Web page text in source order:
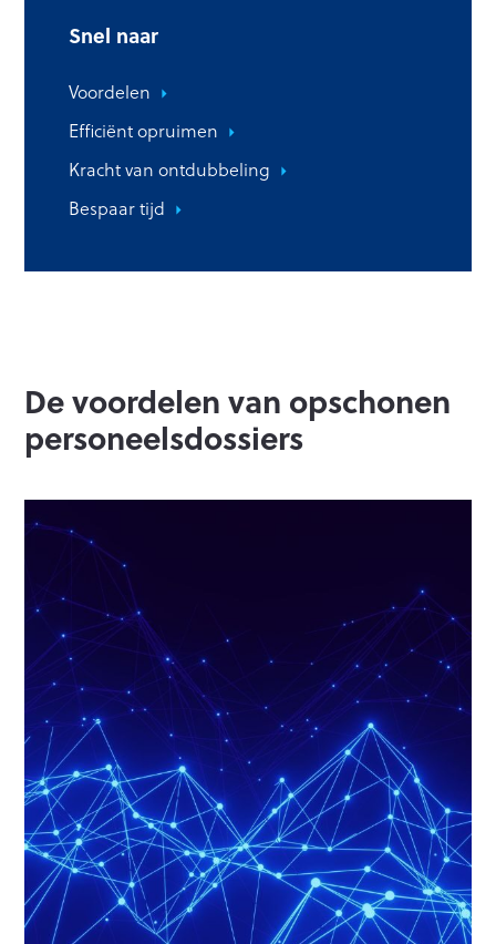
Snel naar
Voordelen
Efficiënt opruimen
Kracht van ontdubbeling
Bespaar tijd
De voordelen van opschonen
personeelsdossiers